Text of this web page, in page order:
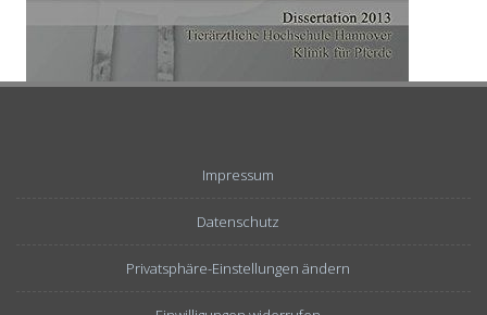
Impressum
Datenschutz
Privatsphäre-Einstellungen ändern